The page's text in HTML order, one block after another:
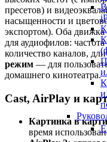
пресетов) и
насыщенности и
экспортом). Оба движка
для аудиофилов:
количество каналов,
режим — для
домашнего кинотеатра.
Cast, AirPlay и
Картинка в
время